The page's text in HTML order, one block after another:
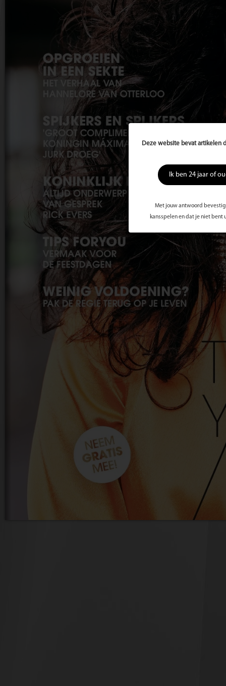
Deze website bevat artikelen
Ik ben 24 jaar of
Met jouw antwoord bevestig
kansspelen en dat je niet bent